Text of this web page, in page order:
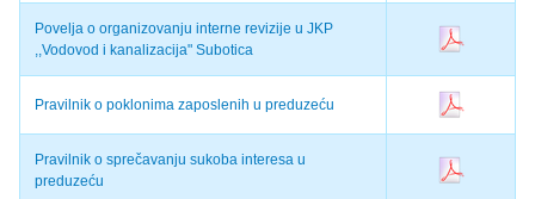
Povelja o organizovanju interne revizije u JKP
,,Vodovod i kanalizacija" Subotica
Pravilnik o poklonima zaposlenih u preduzeću
Pravilnik o sprečavanju sukoba interesa u
preduzeću